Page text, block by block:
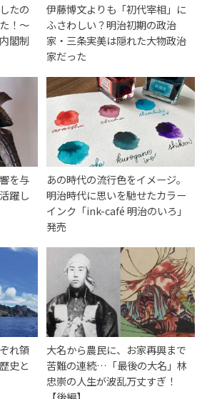
たの
！～
閣制
伊藤博文よりも「初代宰相」に
ふさわしい？明治初期の政治
家・三条実美は隠れた大物政治
家だった
を与
躍し
あの時代の流行色をイメージ。
明治時代に思いを馳せたカラー
インク「ink-café 明治のいろ」
発売
れ領
史と
大名から農民に、お家再興まで
苦難の連続…「最後の大名」林
忠崇の人生が波乱万丈すぎ！